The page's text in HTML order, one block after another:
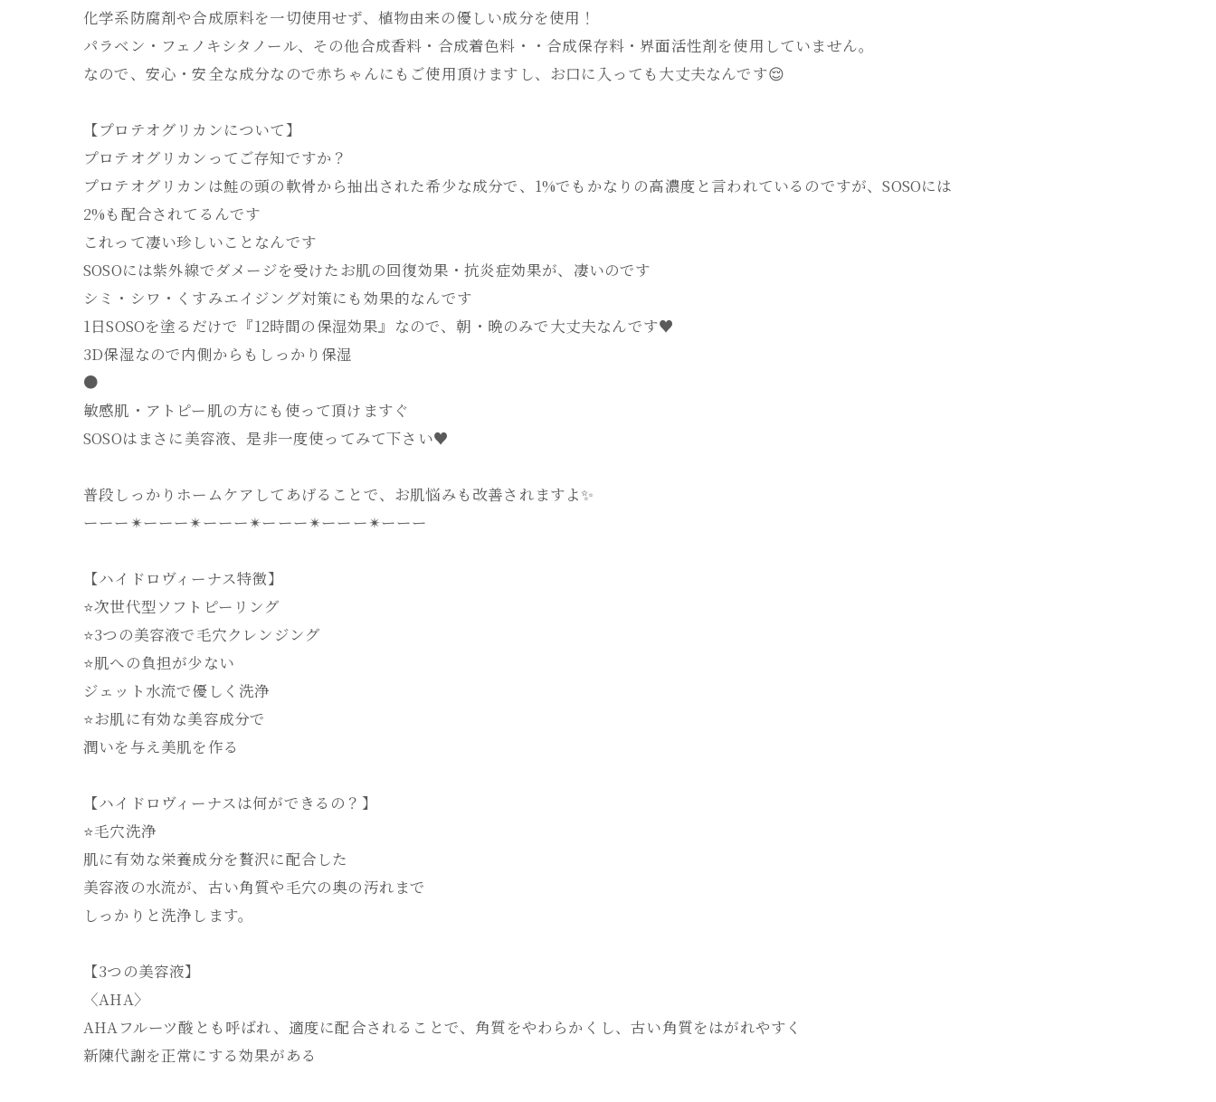
化学系防腐剤や合成原料を一切使用せず、植物由来の優しい成分を使用！
パラベン・フェノキシタノール、その他合成香料・合成着色料・・合成保存料・界面活性剤を使用していません。
なので、安心・安全な成分なので赤ちゃんにもご使用頂けますし、お口に入っても大丈夫なんです😌
【プロテオグリカンについて】
プロテオグリカンってご存知ですか？
プロテオグリカンは鮭の頭の軟骨から抽出された希少な成分で、1%でもかなりの高濃度と言われているのですが、SOSOには
2%も配合されてるんです
これって凄い珍しいことなんです
SOSOには紫外線でダメージを受けたお肌の回復効果・抗炎症効果が、凄いのです
シミ・シワ・くすみエイジング対策にも効果的なんです
1日SOSOを塗るだけで『12時間の保湿効果』なので、朝・晩のみで大丈夫なんです♥
3D保湿なので内側からもしっかり保湿
●
敏感肌・アトピー肌の方にも使って頂けますぐ
SOSOはまさに美容液、是非一度使ってみて下さい♥
普段しっかりホームケアしてあげることで、お肌悩みも改善されますよ✨
ーーー✴︎ーーー✴︎ーーー✴︎ーーー✴︎ーーー✴︎ーーー
【ハイドロヴィーナス特徴】
⭐️次世代型ソフトピーリング
⭐️3つの美容液で毛穴クレンジング
⭐️肌への負担が少ない
ジェット水流で優しく洗浄
⭐️お肌に有効な美容成分で
潤いを与え美肌を作る
【ハイドロヴィーナスは何ができるの？】
⭐️毛穴洗浄
肌に有効な栄養成分を贅沢に配合した
美容液の水流が、古い角質や毛穴の奥の汚れまで
しっかりと洗浄します。
【3つの美容液】
〈AHA〉
AHAフルーツ酸とも呼ばれ、適度に配合されることで、角質をやわらかくし、古い角質をはがれやすく
新陳代謝を正常にする効果がある